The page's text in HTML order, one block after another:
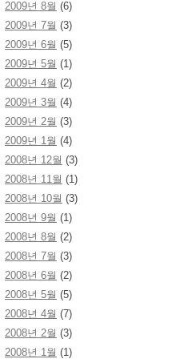
2009년 8월 (6)
2009년 7월 (3)
2009년 6월 (5)
2009년 5월 (1)
2009년 4월 (2)
2009년 3월 (4)
2009년 2월 (3)
2009년 1월 (4)
2008년 12월 (3)
2008년 11월 (1)
2008년 10월 (3)
2008년 9월 (1)
2008년 8월 (2)
2008년 7월 (3)
2008년 6월 (2)
2008년 5월 (5)
2008년 4월 (7)
2008년 2월 (3)
2008년 1월 (1)